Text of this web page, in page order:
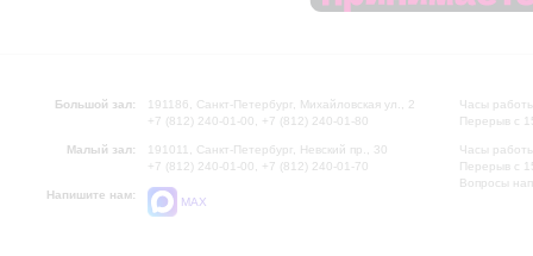
Большой зал:
191186, Санкт-Петербург, Михайловская ул., 2
+7 (812) 240-01-00, +7 (812) 240-01-80
Малый зал:
191011, Санкт-Петербург, Невский пр., 30
+7 (812) 240-01-00, +7 (812) 240-01-70
Напишите нам:
MAX
Часы
Перерыв с
Часы
Перерыв с
Вопросы